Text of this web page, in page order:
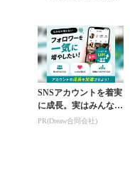
SNSアカウントを着実
に成長。実はみんなコ
コ使ってます。
PR(Dreaw合同会社)